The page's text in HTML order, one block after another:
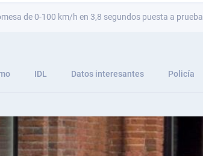
de 0-100 km/h en 3,8 segundos puesta a prueba
IDL Datos interesantes Policía